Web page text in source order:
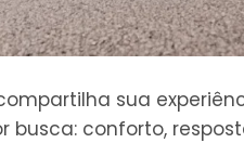
sua
busca: conforto,